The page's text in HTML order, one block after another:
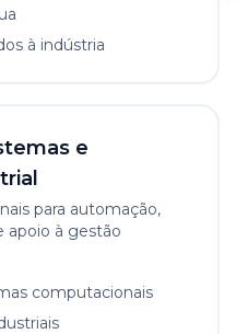
à indústria
e
para automação,
apoio à gestão
computacionais